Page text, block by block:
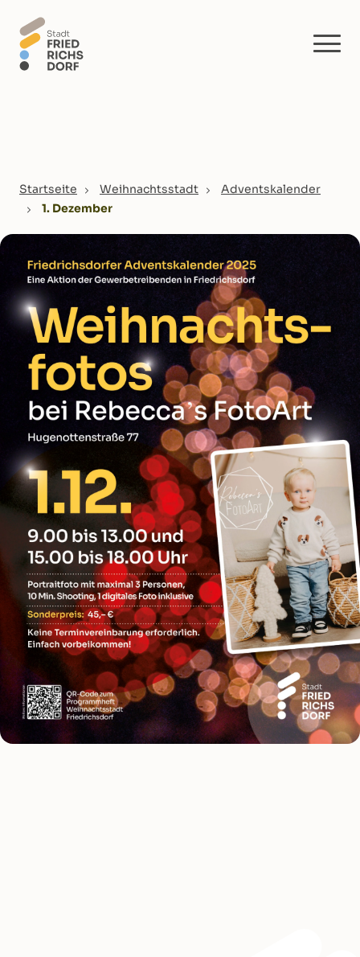
You are here:
Startseite Weihnachtsstadt
Adventskalender
1. Dezember